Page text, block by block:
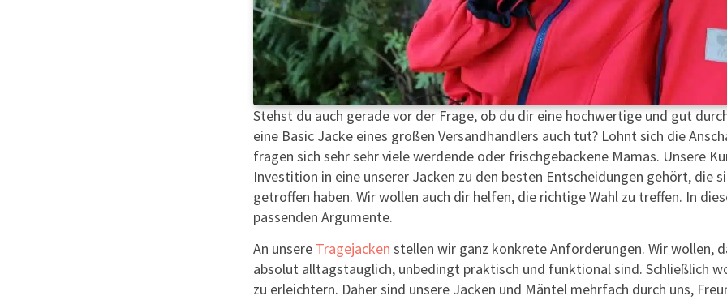
Stehst du auch gerade vor der Frage, ob du dir eine hochwertige und gut
eine Basic Jacke eines großen Versandhändlers auch tut? Lohnt sich die
fragen sich sehr sehr viele werdende oder frischgebackene Mamas. Unsere
Investition in eine unserer Jacken zu den besten Entscheidungen gehört, die
getroffen haben. Wir wollen auch dir helfen, die richtige Wahl zu treffen. In
passenden Argumente.
An unsere Tragejacken stellen wir ganz konkrete Anforderungen. Wir wollen,
absolut alltagstauglich, unbedingt praktisch und funktional sind. Schließlich
zu erleichtern. Daher sind unsere Jacken und Mäntel mehrfach durch uns,